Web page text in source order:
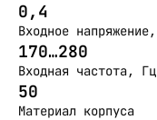
0,4
Входное
170…280
Входная частота, Гц
50
Материал корпуса